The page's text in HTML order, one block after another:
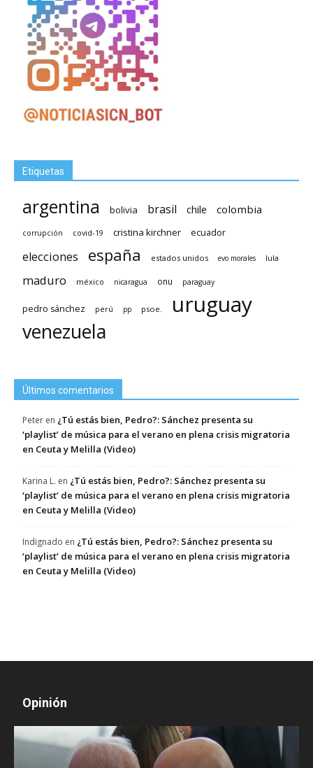
Etiquetas
argentina bolivia brasil chile colombia
corrupción covid-19 cristina kirchner ecuador
elecciones españa estados unidos evo morales lula
maduro méxico nicaragua onu paraguay
pedro sánchez perú pp psoe. uruguay
venezuela
Últimos comentarios
Peter en ¿Tú estás bien, Pedro?: Sánchez presenta su
‘playlist’ de música para el verano en plena crisis migratoria
en Ceuta y Melilla (Video)
Karina L. en ¿Tú estás bien, Pedro?: Sánchez presenta su
‘playlist’ de música para el verano en plena crisis migratoria
en Ceuta y Melilla (Video)
Indignado en ¿Tú estás bien, Pedro?: Sánchez presenta su
‘playlist’ de música para el verano en plena crisis migratoria
en Ceuta y Melilla (Video)
Opinión